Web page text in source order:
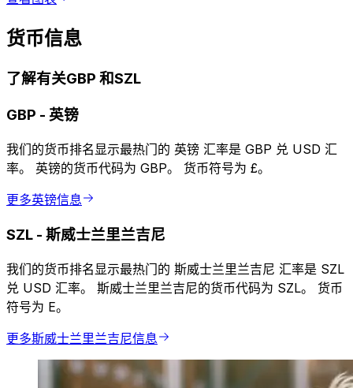
货币信息
了解有关GBP 和SZL
GBP - 英镑
我们的货币排名显示最热门的 英镑 汇率是 GBP 兑 USD 汇
率。 英镑的货币代码为 GBP。 货币符号为 £。
更多英镑信息
SZL - 斯威士兰里兰吉尼
我们的货币排名显示最热门的 斯威士兰里兰吉尼 汇率是 SZL
兑 USD 汇率。 斯威士兰里兰吉尼的货币代码为 SZL。 货币
符号为 E。
更多斯威士兰里兰吉尼信息